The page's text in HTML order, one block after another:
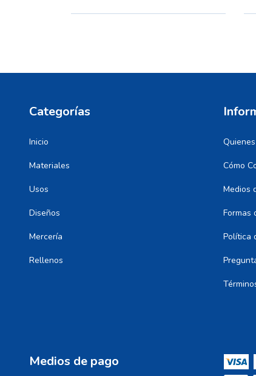
Categorías
Inicio
Materiales
Usos
Diseños
Mercería
Rellenos
Cómo
Medios
Formas
Política
Medios de pago